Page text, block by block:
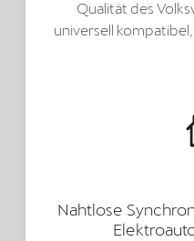
Qualität des
universell
Nahtlose